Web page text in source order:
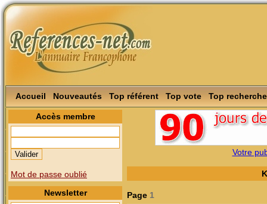
Accueil Nouveautés Top référent Top vote Top recherche
Accès membre
Mot de passe oublié
Newsletter
Votre
Page 1